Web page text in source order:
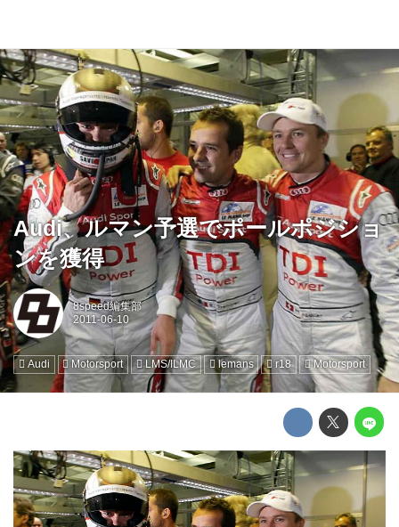
Audi、ルマン予選でポールポジショ
ンを獲得
8speed編集部
Audi Motorsport LMS/ILMC lemans r18 Motorsport